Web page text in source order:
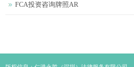
FCA投资咨询牌照AR